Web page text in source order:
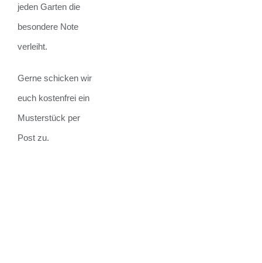
jeden Garten die
besondere Note
verleiht.
Gerne schicken wir
euch kostenfrei ein
Musterstück per
Post zu.